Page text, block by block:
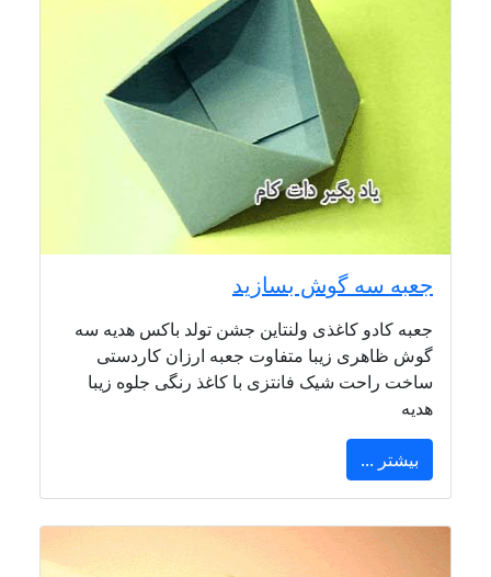
جعبه سه گوش بسازید
جعبه کادو کاغذی ولنتاین جشن تولد باکس هدیه سه
گوش ظاهری زیبا متفاوت جعبه ارزان کاردستی
ساخت راحت شیک فانتزی با کاغذ رنگی جلوه زیبا
هدیه
بیشتر ...